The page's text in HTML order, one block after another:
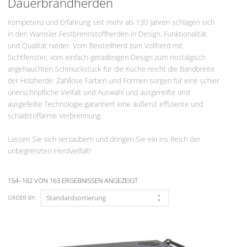
Kompetenz und Erfahrung seit mehr als 130 Jahren schlagen sich
in den Wamsler Festbrennstoffherden in Design, Funktionalität
und Qualität nieder. Vom Beistellherd zum Vollherd mit
Sichtfenster, vom einfach-geradlinigen Design zum nostalgisch
angehauchten Schmuckstück für die Küche reicht die Bandbreite
der Holzherde. Zahllose Farben und Formen sorgen für eine schier
unerschöpfliche Vielfalt und Auswahl und ausgereifte und
ausgefeilte Technologie garantiert eine äußerst effiziente und
schadstoffarme Verbrennung.
Lassen Sie sich verzaubern und dringen Sie ein ins Reich der
unbegrenzten Herdvielfalt!
154–162 VON 163 ERGEBNISSEN ANGEZEIGT
ORDER BY: